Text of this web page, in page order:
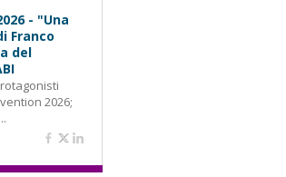
- "Una
Franco
del
2026;